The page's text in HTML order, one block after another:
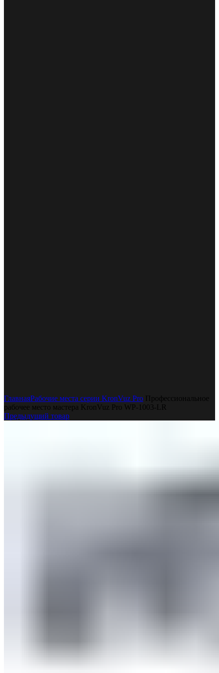
ГлавнаяРабочие места серии KronVuz Pro Профессиональное
рабочее место мастера KronVuz Pro WP-1003-LR
Предыдущий товар